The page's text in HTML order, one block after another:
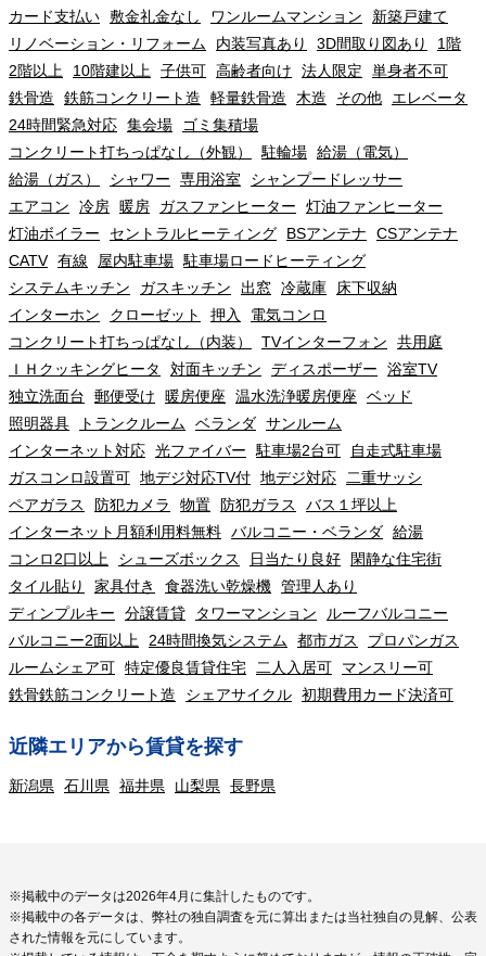
カード支払い 敷金礼金なし ワンルームマンション
新築戸建て
リノベーション・リフォーム
内装写真あり 3D間取り図あり
1階
2階以上
10階建以上 子供可 高齢者向け 法人限定
単身者不可
鉄骨造
鉄筋コンクリート造 軽量鉄骨造 木造 その他
エレベータ
24時間緊急対応 集会場
ゴミ集積場
コンクリート打ちっぱなし（外観）
駐輪場 給湯（電気）
給湯（ガス）
シャワー 専用浴室
シャンプードレッサー
エアコン
冷房 暖房 ガスファンヒーター
灯油ファンヒーター
灯油ボイラー
セントラルヒーティング BSアンテナ
CSアンテナ
CATV 有線 屋内駐車場 駐車場ロードヒーティング
システムキッチン
ガスキッチン 出窓 冷蔵庫
床下収納
インターホン
クローゼット 押入
電気コンロ
コンクリート打ちっぱなし（内装）
TVインターフォン
共用庭
ＩＨクッキングヒータ
対面キッチン ディスポーザー
浴室TV
独立洗面台
郵便受け 暖房便座 温水洗浄暖房便座
ベッド
照明器具
トランクルーム ベランダ サンルーム
インターネット対応 光ファイバー 駐車場2台可
自走式駐車場
ガスコンロ設置可 地デジ対応TV付 地デジ対応 二重サッシ
ペアガラス
防犯カメラ 物置 防犯ガラス
バス１坪以上
インターネット月額利用料無料 バルコニー・ベランダ 給湯
コンロ2口以上
シューズボックス 日当たり良好
閑静な住宅街
タイル貼り
家具付き 食器洗い乾燥機 管理人あり
ディンプルキー
分譲賃貸 タワーマンション
ルーフバルコニー
バルコニー2面以上 24時間換気システム 都市ガス
プロパンガス
ルームシェア可 特定優良賃貸住宅 二人入居可
マンスリー可
鉄骨鉄筋コンクリート造
シェアサイクル 初期費用カード決済可
近隣エリアから賃貸を探す
新潟県 石川県 福井県 山梨県 長野県
※掲載中のデータは2026年4月に集計したものです。
※掲載中の各データは、弊社の独自調査を元に算出または当社独自の見解、公表
された情報を元にしています。